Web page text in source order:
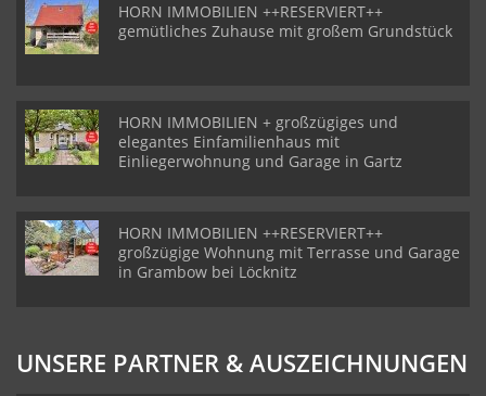
HORN IMMOBILIEN ++RESERVIERT++
gemütliches Zuhause mit großem Grundstück
HORN IMMOBILIEN + großzügiges und
elegantes Einfamilienhaus mit
Einliegerwohnung und Garage in Gartz
HORN IMMOBILIEN ++RESERVIERT++
großzügige Wohnung mit Terrasse und Garage
in Grambow bei Löcknitz
UNSERE PARTNER & AUSZEICHNUNGEN